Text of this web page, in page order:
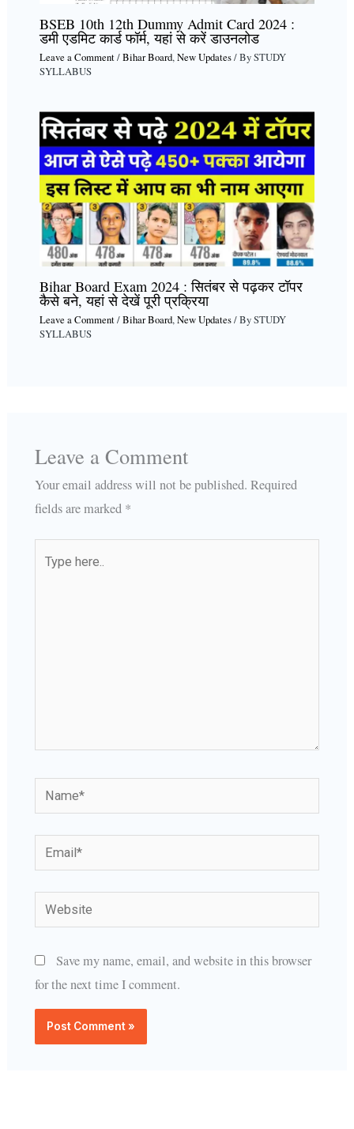
BSEB 10th 12th Dummy Admit Card 2024 :
डमी एडमिट कार्ड फॉर्म, यहां से करें डाउनलोड
Leave a Comment/Bihar Board,New Updates/ BySTUDY
SYLLABUS
Bihar Board Exam 2024 : सितंबर से पढ़कर टॉपर
कैसे बने, यहां से देखें पूरी प्रक्रिया
Leave a Comment/Bihar Board,New Updates/ BySTUDY
SYLLABUS
Leave a Comment
Your email address will not be published. Required
fields are marked *
here..
Name*
Email*
Website
Save my name, email, and website in this browser
for the next time I comment.